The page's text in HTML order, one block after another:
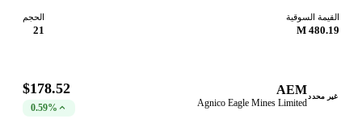
القيمة السوقية
480.19 M
الحجم
21
غير محدد AEM
Agnico Eagle Mines Limited
$178.52
0.59%